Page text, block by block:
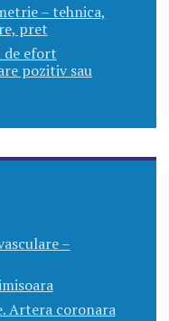
– tehnica,
pret
de efort
pozitiv sau
–
Artera coronara